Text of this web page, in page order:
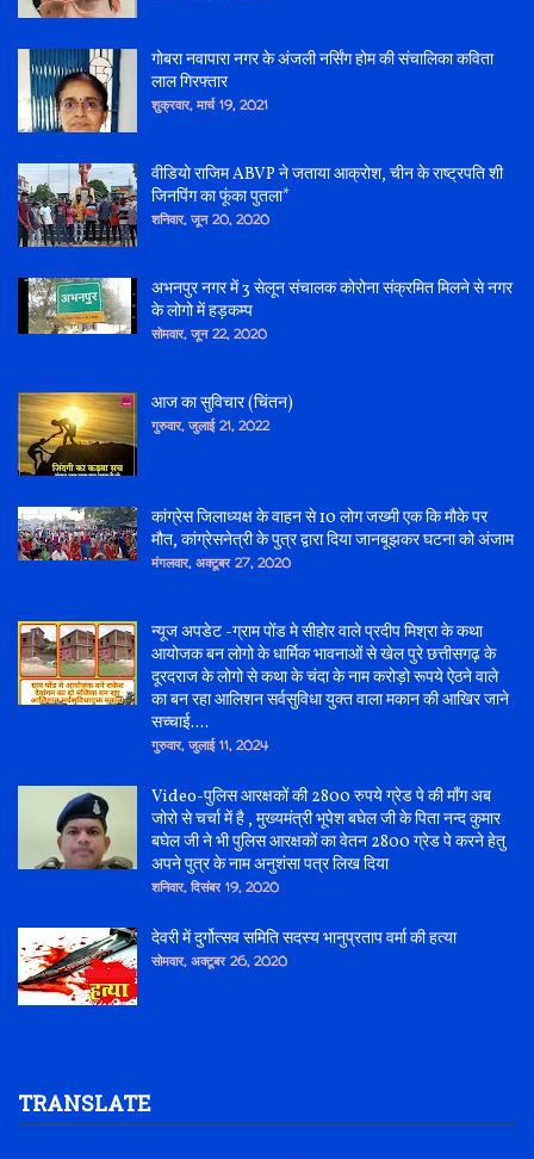
गोबरा नवापारा नगर के अंजली नर्सिंग होम की संचालिका कविता
लाल गिरफ्तार
शुक्रवार, मार्च 19, 2021
वीडियो राजिम ABVP ने जताया आक्रोश, चीन के राष्ट्रपति शी
जिनपिंग का फूंका पुतला*
शनिवार, जून 20, 2020
अभनपुर नगर में 3 सेलून संचालक कोरोना संक्रमित मिलने से नगर
के लोगो में हड़कम्प
सोमवार, जून 22, 2020
आज का सुविचार (चिंतन)
गुरुवार, जुलाई 21, 2022
कांग्रेस जिलाध्यक्ष के वाहन से 10 लोग जख्मी एक कि मौके पर
मौत, कांग्रेसनेत्री के पुत्र द्वारा दिया जानबूझकर घटना को अंजाम
मंगलवार, अक्टूबर 27, 2020
न्यूज अपडेट -ग्राम पोंड मे सीहोर वाले प्रदीप मिश्रा के कथा
आयोजक बन लोगो के धार्मिक भावनाओं से खेल पुरे छत्तीसगढ़ के
दूरदराज के लोगो से कथा के चंदा के नाम करोड़ो रूपये ऐठने वाले
का बन रहा आलिशन सर्वसुविधा युक्त वाला मकान की आखिर जाने
सच्चाई....
गुरुवार, जुलाई 11, 2024
Video-पुलिस आरक्षकों की 2800 रुपये ग्रेड पे की माँग अब
जोरो से चर्चा में है , मुख्यमंत्री भूपेश बघेल जी के पिता नन्द कुमार
बघेल जी ने भी पुलिस आरक्षकों का वेतन 2800 ग्रेड पे करने हेतु
अपने पुत्र के नाम अनुशंसा पत्र लिख दिया
शनिवार, दिसंबर 19, 2020
देवरी में दुर्गोत्सव समिति सदस्य भानुप्रताप वर्मा की हत्या
सोमवार, अक्टूबर 26, 2020
TRANSLATE